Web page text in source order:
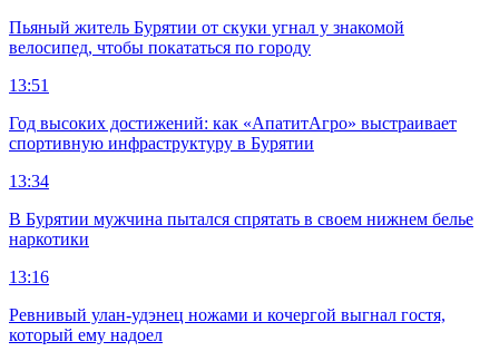
Пьяный житель Бурятии от скуки угнал у знакомой
велосипед, чтобы покататься по городу
13:51
Год высоких достижений: как «АпатитАгро» выстраивает
спортивную инфраструктуру в Бурятии
13:34
В Бурятии мужчина пытался спрятать в своем нижнем белье
наркотики
13:16
Ревнивый улан-удэнец ножами и кочергой выгнал гостя,
который ему надоел